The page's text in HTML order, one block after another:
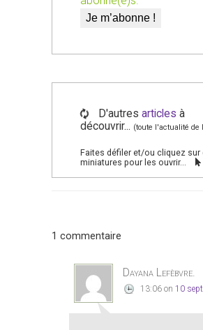
D'autres articles à
découvrir... (toute l'actualité de
Faites défiler et/ou cliquez sur
miniatures pour les ouvrir...
1 commentaire
Dayana Lefèbvre.
13:06 on 10